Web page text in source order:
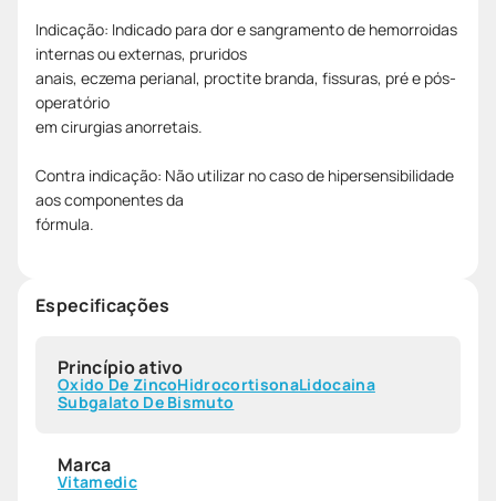
Indicação: Indicado para dor e sangramento de hemorroidas
internas ou externas, pruridos
anais, eczema perianal, proctite branda, fissuras, pré e pós-
operatório
em cirurgias anorretais.
Contra indicação: Não utilizar no caso de hipersensibilidade
aos componentes da
fórmula.
Especificações
Princípio ativo
Oxido De ZincoHidrocortisonaLidocaina
Subgalato De Bismuto
Marca
Vitamedic